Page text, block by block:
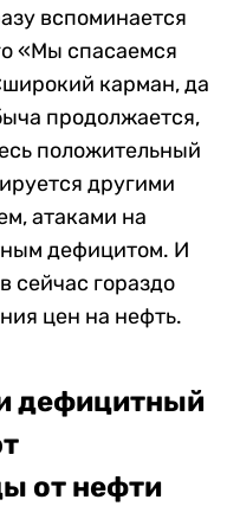
вспоминается
«Мы спасаемся
карман, да
продолжается,
положительный
другими
атаками на
дефицитом. И
сейчас гораздо
цен на нефть.
дефицитный
от нефти